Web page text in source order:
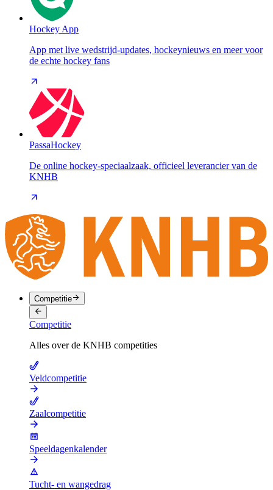
Hockey App
App met live wedstrijd-updates, hockeynieuws en meer voor
de echte hockey fans
PassaHockey
De online hockey-speciaalzaak, officieel leverancier van de
KNHB
Competitie
Competitie
Alles over de KNHB competities
Veldcompetitie
Zaalcompetitie
Speeldagenkalender
Tucht- en wangedrag